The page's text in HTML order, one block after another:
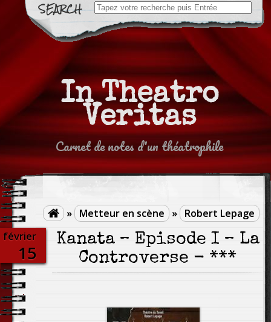
Search
for:
In Theatro
Veritas
Carnet de notes d'un théatrophile
 » Metteur en scène » Robert Lepage
février
15
Kanata – Épisode I – La
Controverse - ***